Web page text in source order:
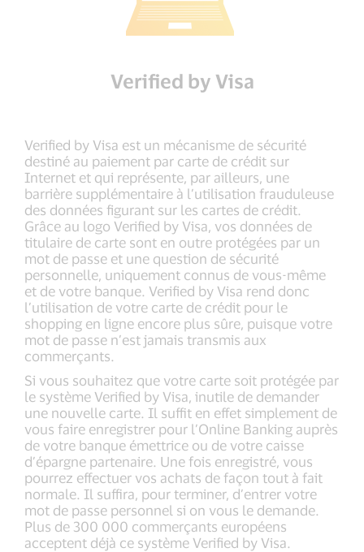
Verified by Visa
Verified by Visa est un mécanisme de sécurité
destiné au paiement par carte de crédit sur
Internet et qui représente, par ailleurs, une
barrière supplémentaire à l’utilisation frauduleuse
des données figurant sur les cartes de crédit.
Grâce au logo Verified by Visa, vos données de
titulaire de carte sont en outre protégées par un
mot de passe et une question de sécurité
personnelle, uniquement connus de vous-même
et de votre banque. Verified by Visa rend donc
l’utilisation de votre carte de crédit pour le
shopping en ligne encore plus sûre, puisque votre
mot de passe n’est jamais transmis aux
commerçants.
Si vous souhaitez que votre carte soit protégée par
le système Verified by Visa, inutile de demander
une nouvelle carte. Il suffit en effet simplement de
vous faire enregistrer pour l’Online Banking auprès
de votre banque émettrice ou de votre caisse
d’épargne partenaire. Une fois enregistré, vous
pourrez effectuer vos achats de façon tout à fait
normale. Il suffira, pour terminer, d’entrer votre
mot de passe personnel si on vous le demande.
Plus de 300 000 commerçants européens
acceptent déjà ce système Verified by Visa.